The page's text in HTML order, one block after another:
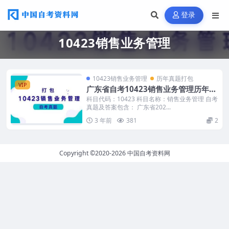
登录
10423销售业务管理
VIP
10423销售业务管理 历年真题打包
广东省自考10423销售业务管理历年真
题及答案
科目代码：10423 科目名称：销售业务管理 自考
真题及答案包含： 广东省202...
3 年前
381 2
Copyright ©2020-2026中国自考资料网